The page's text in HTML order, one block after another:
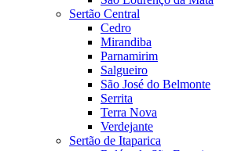
Sertão Central
Cedro
Mirandiba
Parnamirim
Salgueiro
São José do Belmonte
Serrita
Terra Nova
Verdejante
Sertão de Itaparica